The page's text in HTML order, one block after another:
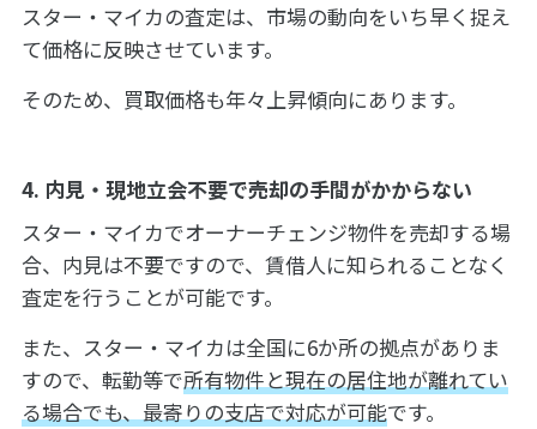
スター・マイカの査定は、市場の動向をいち早く捉え
て価格に反映させています。
そのため、買取価格も年々上昇傾向にあります。
4. 内見・現地立会不要で売却の手間がかからない
スター・マイカでオーナーチェンジ物件を売却する場
合、内見は不要ですので、賃借人に知られることなく
査定を行うことが可能です。
また、スター・マイカは全国に6か所の拠点がありま
すので、転勤等で所有物件と現在の居住地が離れてい
る場合でも、最寄りの支店で対応が可能です。